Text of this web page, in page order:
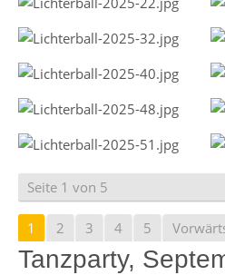
Seite 1 von 5
1 2 3 4 5
Tanzparty,